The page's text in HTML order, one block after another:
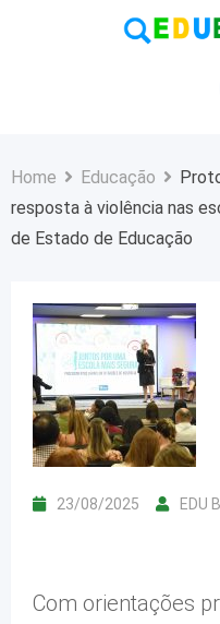
Home Educação
resposta à violência nas
de Estado de Educação
23/08/2025 EDU
Com orientações